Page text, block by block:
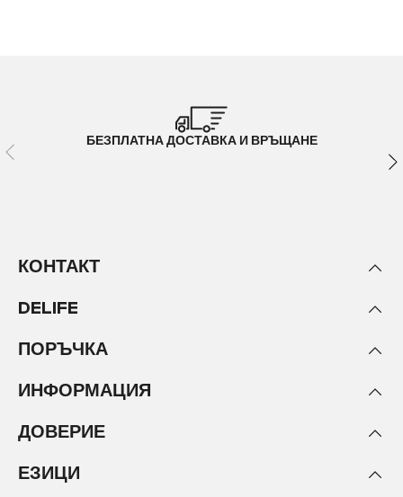
БЕЗПЛАТНА ДОСТАВКА И ВРЪЩАНЕ
КОНТАКТ
DELIFE
ПОРЪЧКА
ИНФОРМАЦИЯ
ДОВЕРИЕ
ЕЗИЦИ